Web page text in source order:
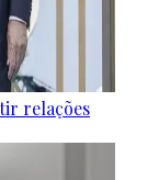
relações